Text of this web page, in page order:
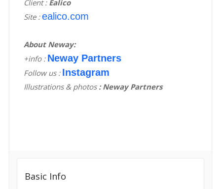
Client : Ealico
Site : ealico.com
About Neway:
+info : Neway Partners
Follow us : Instagram
Illustrations & photos : Neway Partners
Basic Info